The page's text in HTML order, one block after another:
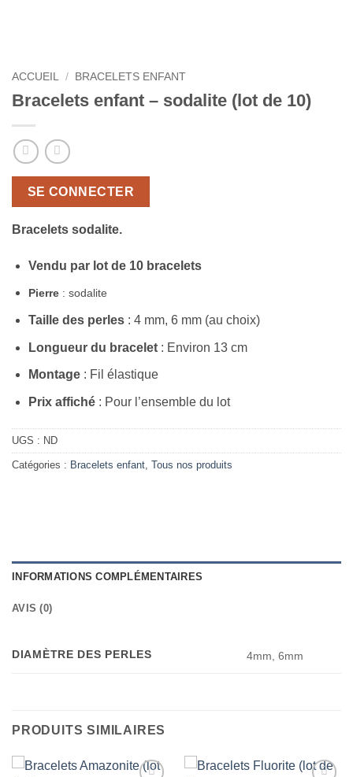
ACCUEIL / BRACELETS ENFANT
Bracelets enfant – sodalite (lot de 10)
SE CONNECTER
Bracelets sodalite.
Vendu par lot de 10 bracelets
Pierre: sodalite
Taille des perles: 4 mm, 6 mm (au choix)
Longueur du bracelet: Environ 13 cm
Montage: Fil élastique
Prix affiché: Pour l’ensemble du lot
UGS : ND
Catégories : Bracelets enfant Tous nos produits
INFORMATIONS COMPLÉMENTAIRES
AVIS (0)
DIAMÈTRE DES PERLES 4mm, 6mm
PRODUITS SIMILAIRES